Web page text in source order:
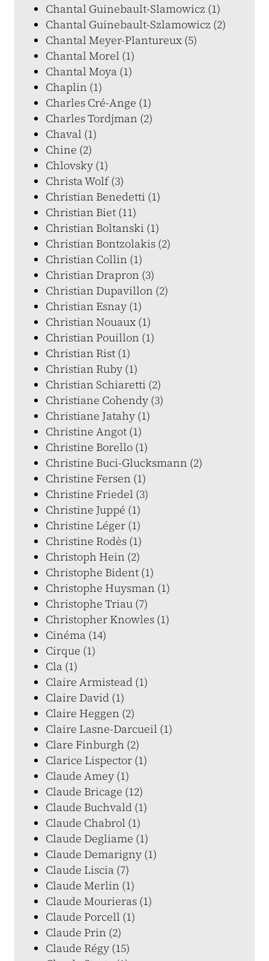
Chantal Guinebault-Slamowicz (1)
Chantal Guinebault-Szlamowicz (2)
Chantal Meyer-Plantureux (5)
Chantal Morel (1)
Chantal Moya (1)
Chaplin (1)
Charles Cré-Ange (1)
Charles Tordjman (2)
Chaval (1)
Chine (2)
Chlovsky (1)
Christa Wolf (3)
Christian Benedetti (1)
Christian Biet (11)
Christian Boltanski (1)
Christian Bontzolakis (2)
Christian Collin (1)
Christian Drapron (3)
Christian Dupavillon (2)
Christian Esnay (1)
Christian Nouaux (1)
Christian Pouillon (1)
Christian Rist (1)
Christian Ruby (1)
Christian Schiaretti (2)
Christiane Cohendy (3)
Christiane Jatahy (1)
Christine Angot (1)
Christine Borello (1)
Christine Buci-Glucksmann (2)
Christine Fersen (1)
Christine Friedel (3)
Christine Juppé (1)
Christine Léger (1)
Christine Rodès (1)
Christoph Hein (2)
Christophe Bident (1)
Christophe Huysman (1)
Christophe Triau (7)
Christopher Knowles (1)
Cinéma (14)
Cirque (1)
Cla (1)
Claire Armistead (1)
Claire David (1)
Claire Heggen (2)
Claire Lasne-Darcueil (1)
Clare Finburgh (2)
Clarice Lispector (1)
Claude Amey (1)
Claude Bricage (12)
Claude Buchvald (1)
Claude Chabrol (1)
Claude Degliame (1)
Claude Demarigny (1)
Claude Liscia (7)
Claude Merlin (1)
Claude Mourieras (1)
Claude Porcell (1)
Claude Prin (2)
Claude Régy (15)